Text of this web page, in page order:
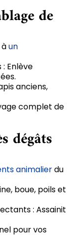
de
un
Enlève
anciens,
complet de
dégâts
animalierdu
boue, poils et
: Assainit
pour vos